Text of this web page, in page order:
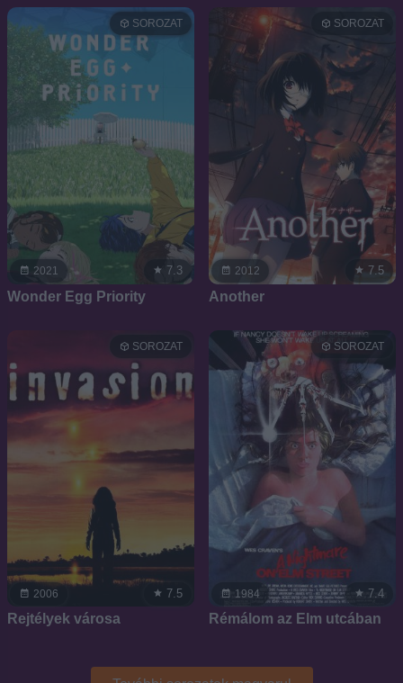
2021
SOROZAT
7.3
Wonder Egg Priority
2012
SOROZAT
7.5
Another
2006
SOROZAT
7.5
Rejtélyek városa
1984
SOROZAT
7.4
Rémálom az Elm utcában